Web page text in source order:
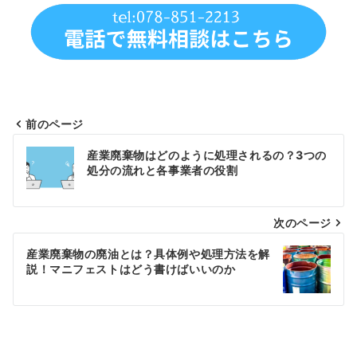
投
稿
ビ
ゲ
ー
シ
前のページ
産業廃棄物はどのように処理されるの？3つの
処分の流れと各事業者の役割
次のページ
産業廃棄物の廃油とは？具体例や処理方法を解
説！マニフェストはどう書けばいいのか